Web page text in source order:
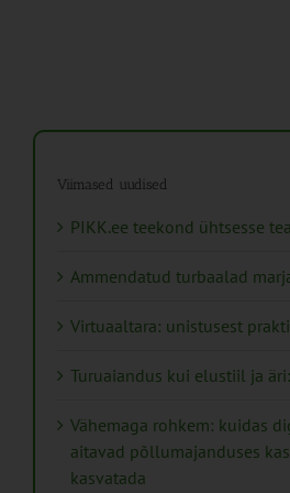
Viimased uudised
PIKK.ee teekond ühtsesse
Ammendatud turbaalad
Virtuaaltara: unistusest
Turuaiandus kui elustiil ja
Vähemaga rohkem: kuidas
aitavad põllumajanduses
kasvatada